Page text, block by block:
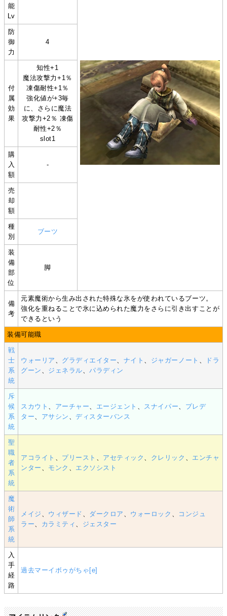
能
Lv
防
御
力
4
付
属
効
果
知性+1
魔法攻撃力+1％
凍傷耐性+1％
強化値が+3毎
に、さらに魔法
攻撃力+2％ 凍傷
耐性+2％
slot1
購
入
額
-
売
却
額
種
別
ブーツ
装
備
部
位
脚
備
考
元素魔術から生み出された特殊な氷をが使われているブーツ。
強化を重ねることで氷に込められた魔力をさらに引き出すことが
できるという
装備可能職
戦
士
系
統
ウォーリア グラディエイター ナイト ジャガーノート
ドラ
グーン
ジェネラル 、パラディン
斥
候
系
統
スカウト アーチャー エージェント スナイパー
プレデ
ター
アサシン 、ディスターバンス
聖
職
者
系
統
アコライト プリースト アセティック クレリック
エンチャ
ンター
モンク エクソシスト
魔
術
師
系
統
メイジ ウィザード ダークロア ウォーロック
コンジュ
ラー
カラミティ ジェスター
入
手
経
路
過去マーイボゥがちゃ[e]